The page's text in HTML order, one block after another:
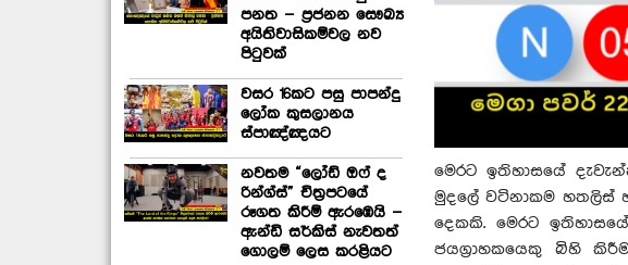
පනත – ප්‍රජනන සෞඛ්‍ය
අයිතිවාසිකම්වල නව
පිටුවක්
වසර 16කට පසු පාපන්දු
ලෝක කුසලානය
ස්පාඤ්ඤයට
නවතම “ලෝඩ් ඔෆ් ද
රින්ග්ස්” චිත්‍රපටයේ
රූගත කිරීම් ඇරඹෙයි –
ඇන්ඩි සර්කිස් නැවතත්
ගොලම් ලෙස කරළියට
මෙරට ඉතිහාසයේ
මුදලේ වටිනාකම
දෙකකි. මෙරට
ජයග්‍රාහකයෙකු බිහි